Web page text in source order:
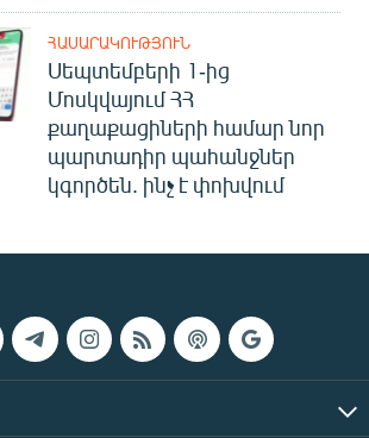
ՀԱՍԱՐԱԿՈՒԹՅՈՒՆ
Սեպտեմբերի 1-ից
Մոսկվայում ՀՀ
քաղաքացիների համար նոր
պարտադիր պահանջներ
կգործեն. ինչ է փոխվում